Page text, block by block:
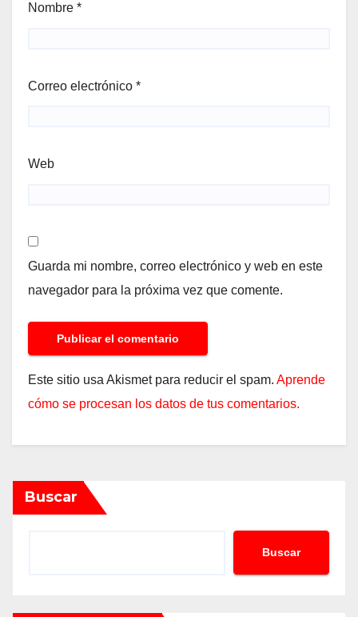
Nombre *
Correo electrónico *
Web
Guarda mi nombre, correo electrónico y web en este
navegador para la próxima vez que comente.
Este sitio usa Akismet para reducir el spam. Aprende
cómo se procesan los datos de tus comentarios.
Buscar
Buscar